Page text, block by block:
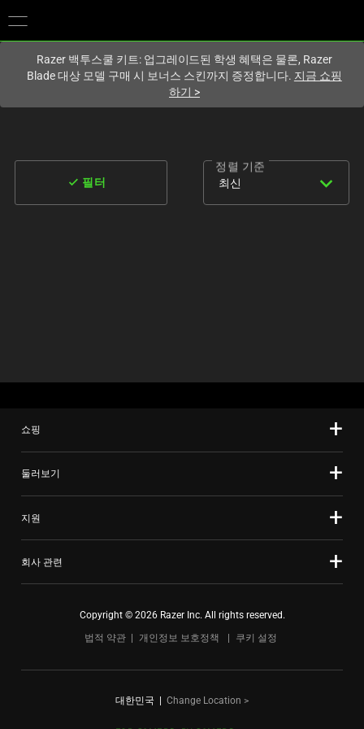
Razer 백투스쿨 키트: 업그레이드된 학생 혜택은 물론, Razer
Blade 대상 모델 구매 시 보너스 스킨까지 증정합니다. 지금 쇼핑
하기 >
done 필터
정렬 기준
expand_more
최신
쇼핑
둘러보기
지원
회사 관련
Copyright © 2026 Razer Inc. All rights reserved.
법적 약관
개인정보 보호정책 쿠키 설정
대한민국 Change Location >